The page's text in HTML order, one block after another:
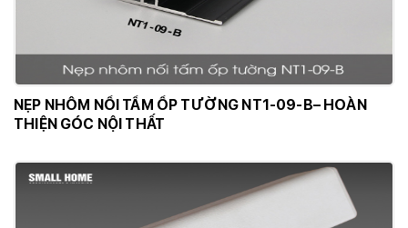
NẸP NHÔM NỐI TẤM ỐP TƯỜNG NT1-09-B– HOÀN
THIỆN GÓC NỘI THẤT